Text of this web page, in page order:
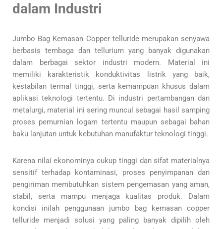
dalam Industri
Jumbo Bag Kemasan Copper telluride merupakan senyawa
berbasis tembaga dan tellurium yang banyak digunakan
dalam berbagai sektor industri modern. Material ini
memiliki karakteristik konduktivitas listrik yang baik,
kestabilan termal tinggi, serta kemampuan khusus dalam
aplikasi teknologi tertentu. Di industri pertambangan dan
metalurgi, material ini sering muncul sebagai hasil samping
proses pemurnian logam tertentu maupun sebagai bahan
baku lanjutan untuk kebutuhan manufaktur teknologi tinggi.
Karena nilai ekonominya cukup tinggi dan sifat materialnya
sensitif terhadap kontaminasi, proses penyimpanan dan
pengiriman membutuhkan sistem pengemasan yang aman,
stabil, serta mampu menjaga kualitas produk. Dalam
kondisi inilah penggunaan jumbo bag kemasan copper
telluride menjadi solusi yang paling banyak dipilih oleh